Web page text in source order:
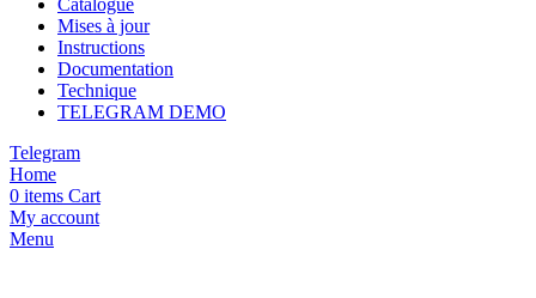
choisies
la
du
Catalogue
Mises à jour
Instructions
Documentation
Technique
TELEGRAM DEMO
Telegram
Home
0 items Cart
My account
Menu